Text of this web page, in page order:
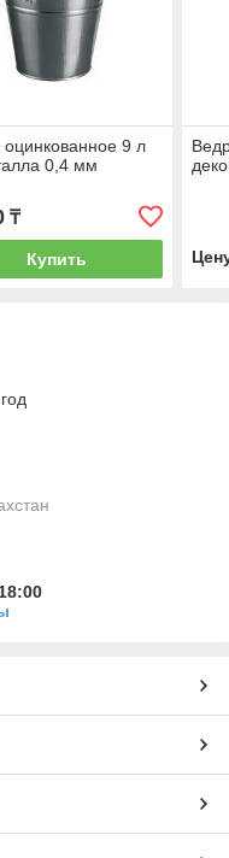
9 л
0,4 мм
₸
Купить